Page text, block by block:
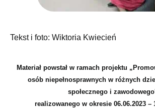
Tekst i foto: Wiktoria Kwiecień
Materiał powstał w ramach projektu
osób niepełnosprawnych w różnych
społecznego i
realizowanego w okresie 06.06.2023 –